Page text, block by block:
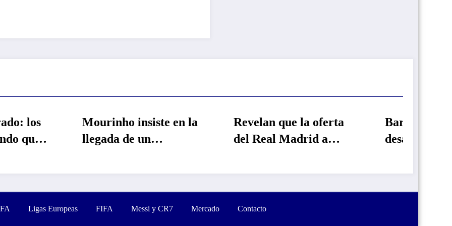
insiste en la
de un
3 nombres
Revelan que la oferta
del Real Madrid a
superior a la del Barça
Barcelona vuelve a
desafiar al Real
por Rodri
Ligas Europeas FIFA Messi y CR7 Mercado Contacto